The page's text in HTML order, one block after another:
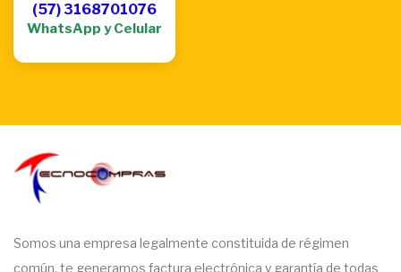
(57) 3168701076
WhatsApp y Celular
Somos una empresa legalmente constituida de régimen
común, te generamos factura electrónica y garantía de todas